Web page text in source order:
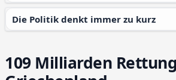
Die Politik denkt immer zu kurz
109 Milliarden